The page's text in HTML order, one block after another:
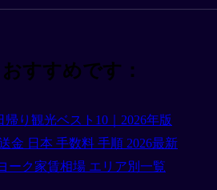
すすめです：
り観光ベスト10｜2026年版
金 日本 手数料 手順 2026最新
ーク家賃相場 エリア別一覧